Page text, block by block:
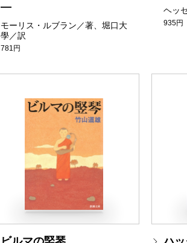
―
モーリス・ルブラン／著、堀口大
學／訳
781円
ヘッ
935円